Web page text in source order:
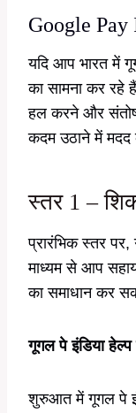
Google Pay
यदि आप भारत में
का सामना कर रहे
हल करने और
कदम उठाने में मदद
स्तर 1 –
प्रारंभिक स्तर
माध्यम से आप
का समाधान कर
गूगल पे इंडिया
शुरुआत में गूगल पे